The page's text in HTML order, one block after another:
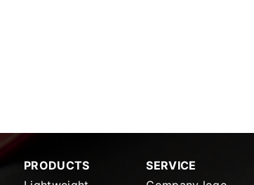
PRODUCTS
SERVICE